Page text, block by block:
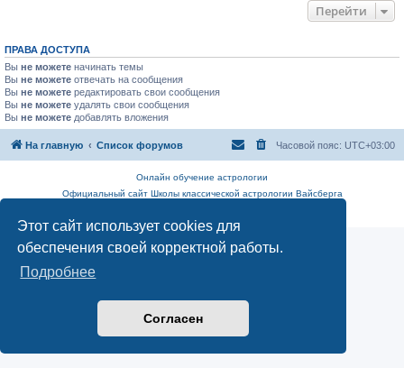
Этот сайт использует cookies для
обеспечения своей корректной работы.
Подробнее
Согласен
Перейти
ПРАВА ДОСТУПА
Вы не можете начинать темы
Вы не можете отвечать на сообщения
Вы не можете редактировать свои сообщения
Вы не можете удалять свои сообщения
Вы не можете добавлять вложения
На главную Список форумов Часовой пояс: UTC+03:00
Онлайн обучение астрологии
Официальный сайт Школы классической астрологии Вайсберга